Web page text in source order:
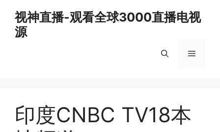
content
视神直播-观看全球3000直播电视
源
Menu
印度CNBC TV18本